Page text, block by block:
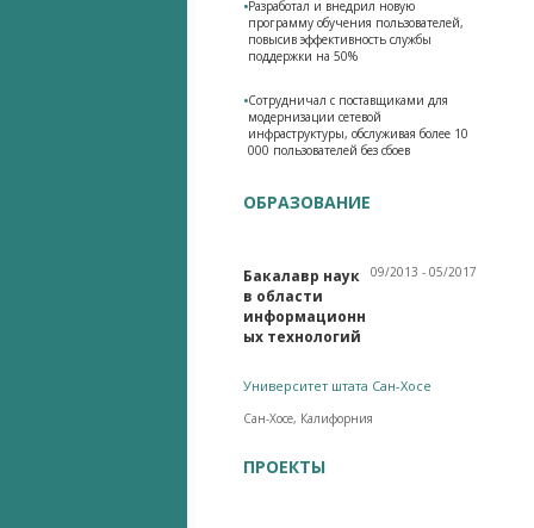
•Разработал и внедрил новую
программу обучения пользователей,
повысив эффективность службы
поддержки на 50%
•Сотрудничал с поставщиками для
модернизации сетевой
инфраструктуры, обслуживая более 10
000 пользователей без сбоев
ОБРАЗОВАНИЕ
Бакалавр наук
в области
информационн
ых технологий
09/2013 - 05/2017
Университет штата Сан-Хосе
Сан-Хосе, Калифорния
ПРОЕКТЫ